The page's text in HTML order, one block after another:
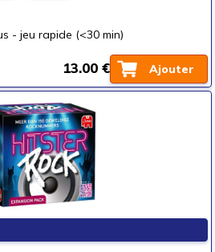
- jeu rapide (<30 min)
Ajouter
13.00 €